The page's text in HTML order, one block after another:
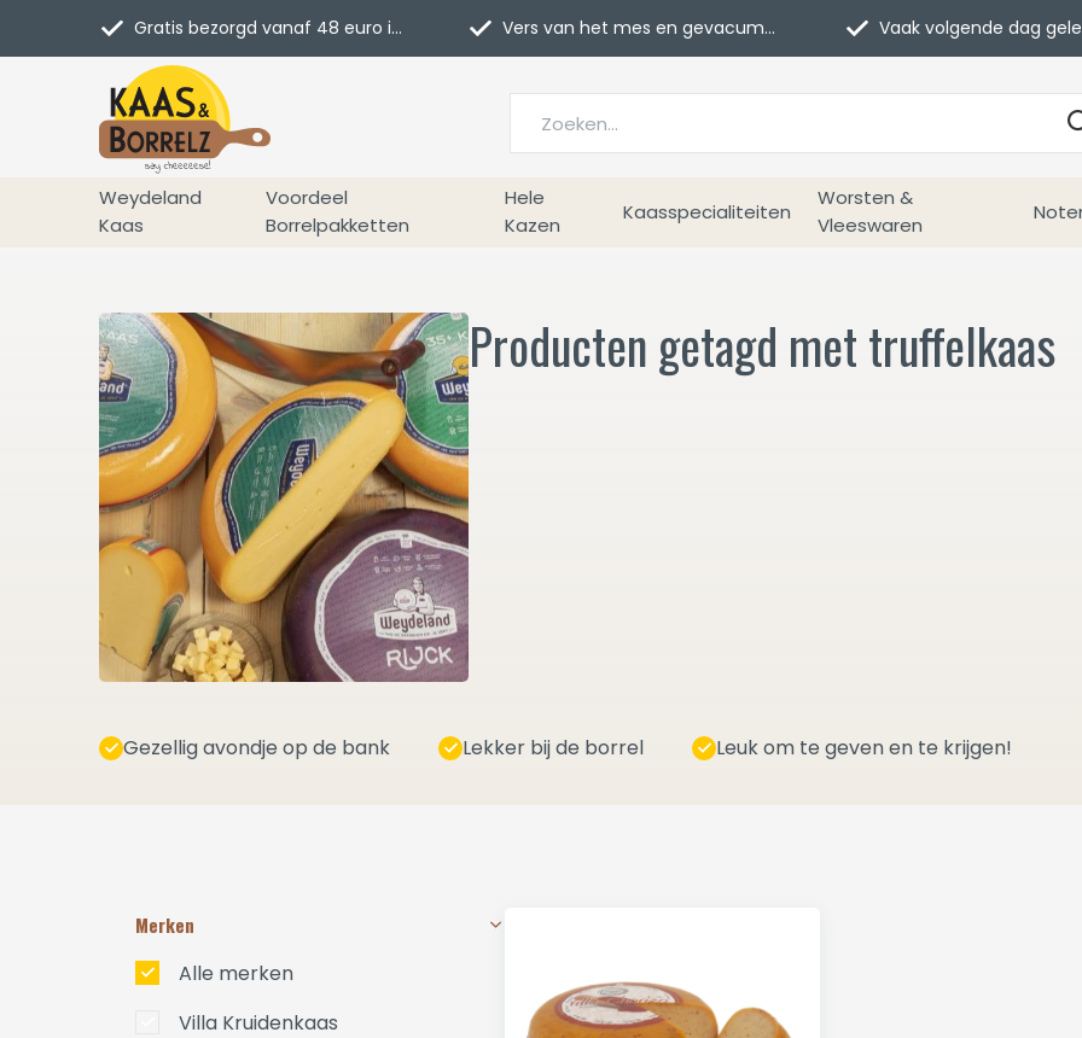
Weydeland
Kaas
Voordeel
Borrelpakketten
Hele
Kazen
Kaasspecialiteiten
Worsten &
Vleeswaren
Gratis bezorgd vanaf 48 euro in NL Vers van het mes en gevacumeerd Vaak volgende dag geleverd
Producten getagd met truffelkaas
Gezellig avondje op de bank Lekker bij de borrel Leuk om te geven en te krijgen!
Merken
Alle merken
Villa Kruidenkaas